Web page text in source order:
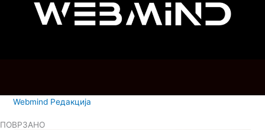
Webmind Редакција
ПОВРЗАНО